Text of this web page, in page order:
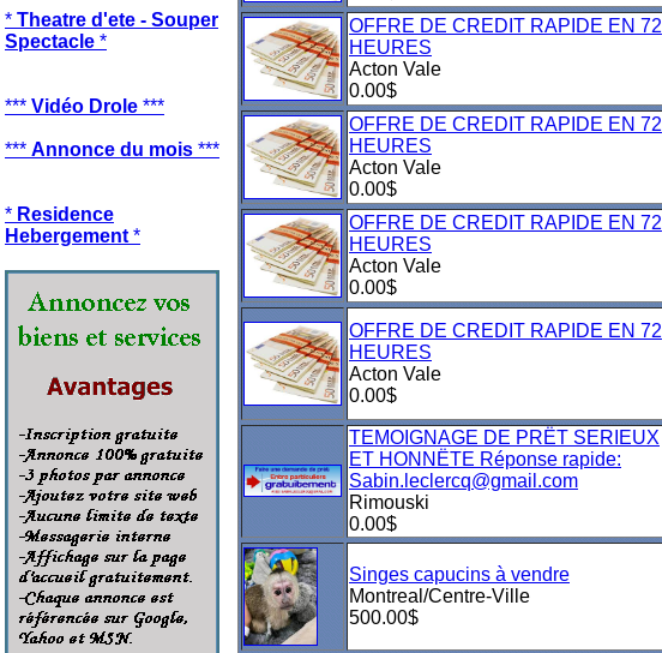
* Theatre d'ete - Souper
Spectacle *
*** Vidéo Drole ***
*** Annonce du mois ***
* Residence
Hebergement *
OFFRE DE CREDIT RAPIDE EN 72
HEURES
Acton Vale
0.00$
OFFRE DE CREDIT RAPIDE EN 72
HEURES
Acton Vale
0.00$
OFFRE DE CREDIT RAPIDE EN 72
HEURES
Acton Vale
0.00$
OFFRE DE CREDIT RAPIDE EN 72
HEURES
Acton Vale
0.00$
TEMOIGNAGE DE PRËT SERIEUX
ET HONNËTE Réponse rapide:
Sabin.leclercq@gmail.com
Rimouski
0.00$
Singes capucins à vendre
Montreal/Centre-Ville
500.00$